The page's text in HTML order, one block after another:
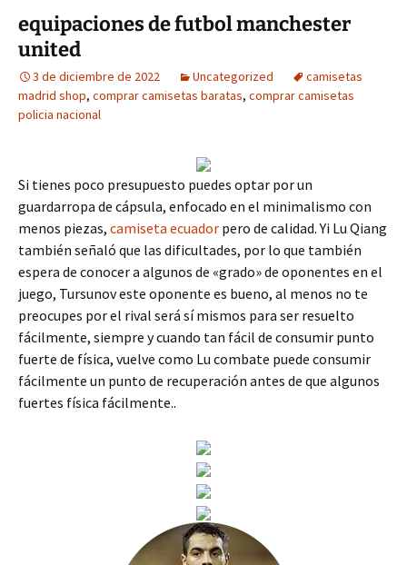
equipaciones de futbol manchester
united
3 de diciembre de 2022 Uncategorized
camisetas
madrid shop, comprar camisetas baratas, comprar camisetas
policia nacional
Si tienes poco presupuesto puedes optar por un
guardarropa de cápsula, enfocado en el minimalismo con
menos piezas, camiseta ecuador pero de calidad. Yi Lu Qiang
también señaló que las dificultades, por lo que también
espera de conocer a algunos de «grado» de oponentes en el
juego, Tursunov este oponente es bueno, al menos no te
preocupes por el rival será sí mismos para ser resuelto
fácilmente, siempre y cuando tan fácil de consumir punto
fuerte de física, vuelve como Lu combate puede consumir
fácilmente un punto de recuperación antes de que algunos
fuertes física fácilmente..